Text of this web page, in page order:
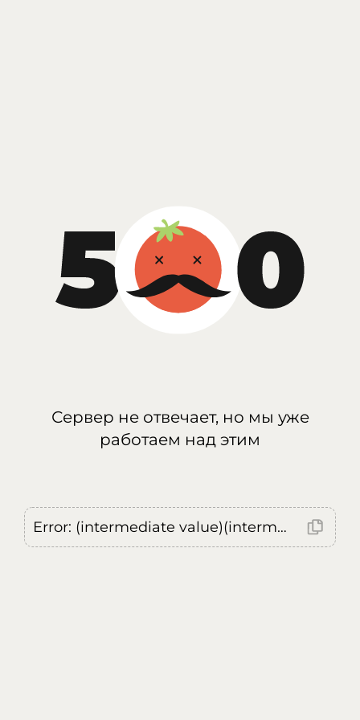
Сервер не отвечает, но мы уже
работаем над этим
Error: (intermediate value)(intermediate value)(intermediate value).replaceAll is not a function